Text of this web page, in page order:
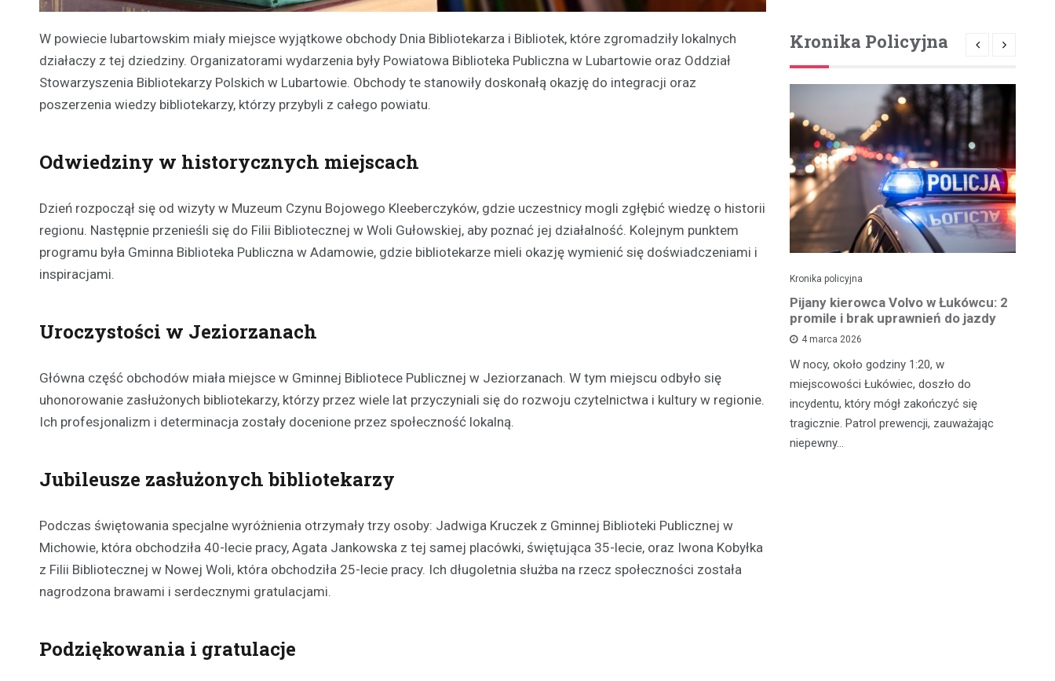
W powiecie lubartowskim miały miejsce wyjątkowe obchody Dnia Bibliotekarza i Bibliotek, które zgromadziły lokalnych
działaczy z tej dziedziny. Organizatorami wydarzenia były Powiatowa Biblioteka Publiczna w Lubartowie oraz Oddział
Stowarzyszenia Bibliotekarzy Polskich w Lubartowie. Obchody te stanowiły doskonałą okazję do integracji oraz
poszerzenia wiedzy bibliotekarzy, którzy przybyli z całego powiatu.
Odwiedziny w historycznych miejscach
Dzień rozpoczął się od wizyty w Muzeum Czynu Bojowego Kleeberczyków, gdzie uczestnicy mogli zgłębić wiedzę o historii
regionu. Następnie przenieśli się do Filii Bibliotecznej w Woli Gułowskiej, aby poznać jej działalność. Kolejnym punktem
programu była Gminna Biblioteka Publiczna w Adamowie, gdzie bibliotekarze mieli okazję wymienić się doświadczeniami i
inspiracjami.
Uroczystości w Jeziorzanach
Główna część obchodów miała miejsce w Gminnej Bibliotece Publicznej w Jeziorzanach. W tym miejscu odbyło się
uhonorowanie zasłużonych bibliotekarzy, którzy przez wiele lat przyczyniali się do rozwoju czytelnictwa i kultury w regionie.
Ich profesjonalizm i determinacja zostały docenione przez społeczność lokalną.
Jubileusze zasłużonych bibliotekarzy
Podczas świętowania specjalne wyróżnienia otrzymały trzy osoby: Jadwiga Kruczek z Gminnej Biblioteki Publicznej w
Michowie, która obchodziła 40-lecie pracy, Agata Jankowska z tej samej placówki, świętująca 35-lecie, oraz Iwona Kobyłka
z Filii Bibliotecznej w Nowej Woli, która obchodziła 25-lecie pracy. Ich długoletnia służba na rzecz społeczności została
nagrodzona brawami i serdecznymi gratulacjami.
Podziękowania i gratulacje
Kronika Policyjna
W ostatnich dniach policjanci z Michowa
otrzymali zgłoszenie od młodej kobiety,
Kronika policyjna
Pijany kierowca Volvo w Łukówcu: 2
promile i brak uprawnień do jazdy
4 marca 2026
W nocy, około godziny 1:20, w
miejscowości Łukówiec, doszło do
incydentu, który mógł zakończyć się
tragicznie. Patrol prewencji, zauważając
niepewny…